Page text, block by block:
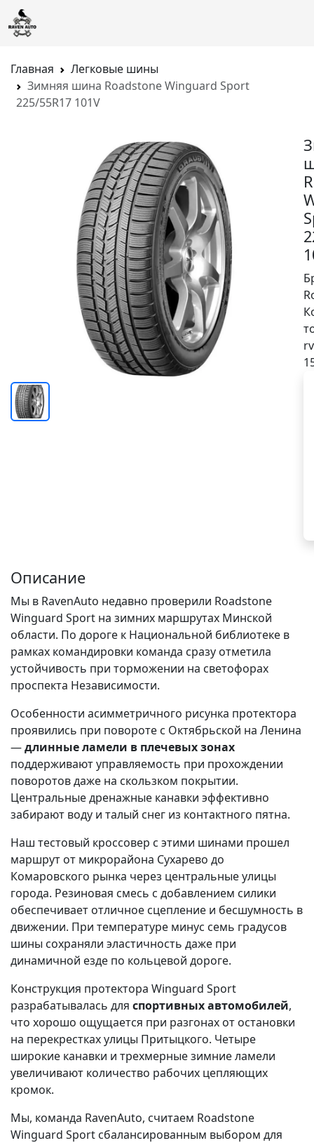
Главная
Легковые шины
Зимняя шина Roadstone Winguard Sport
225/55R17 101V
Описание
Мы в RavenAuto недавно проверили Roadstone
Winguard Sport на зимних маршрутах Минской
области. По дороге к Национальной библиотеке в
рамках командировки команда сразу отметила
устойчивость при торможении на светофорах
проспекта Независимости.
Особенности асимметричного рисунка протектора
проявились при повороте с Октябрьской на Ленина
—длинные ламели в плечевых зонах
поддерживают управляемость при прохождении
поворотов даже на скользком покрытии.
Центральные дренажные канавки эффективно
забирают воду и талый снег из контактного пятна.
Наш тестовый кроссовер с этими шинами прошел
маршрут от микрорайона Сухарево до
Комаровского рынка через центральные улицы
города. Резиновая смесь с добавлением силики
обеспечивает отличное сцепление и бесшумность в
движении. При температуре минус семь градусов
шины сохраняли эластичность даже при
динамичной езде по кольцевой дороге.
Конструкция протектора Winguard Sport
разрабатывалась для спортивных автомобилей,
что хорошо ощущается при разгонах от остановки
на перекрестках улицы Притыцкого. Четыре
широкие канавки и трехмерные зимние ламели
увеличивают количество рабочих цепляющих
кромок.
Мы, команда RavenAuto, считаем Roadstone
Winguard Sport сбалансированным выбором для